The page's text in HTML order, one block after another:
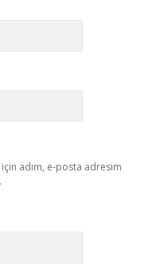
adım, e-posta adresim